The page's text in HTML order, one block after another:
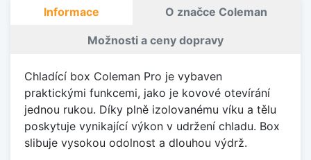
Informace O značce Coleman
Možnosti a ceny dopravy
Chladící box Coleman Pro je vybaven
praktickými funkcemi, jako je kovové otevírání
jednou rukou. Díky plně izolovanému víku a tělu
poskytuje vynikající výkon v udržení chladu. Box
slibuje vysokou odolnost a dlouhou výdrž.